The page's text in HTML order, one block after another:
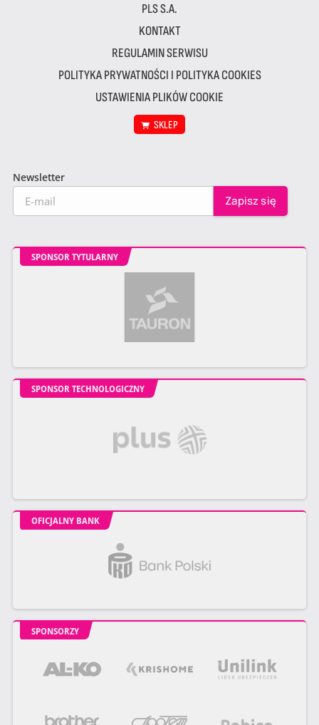
PLS S.A.
KONTAKT
REGULAMIN SERWISU
POLITYKA PRYWATNOŚCI I POLITYKA COOKIES
USTAWIENIA PLIKÓW COOKIE
SKLEP
Newsletter
SPONSOR TYTULARNY
SPONSOR TECHNOLOGICZNY
OFICJALNY BANK
SPONSORZY